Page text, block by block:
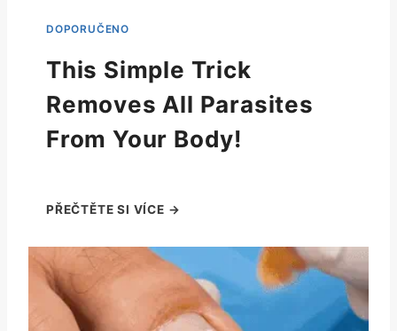
This Simple Trick
Removes All Parasites
From Your Body!